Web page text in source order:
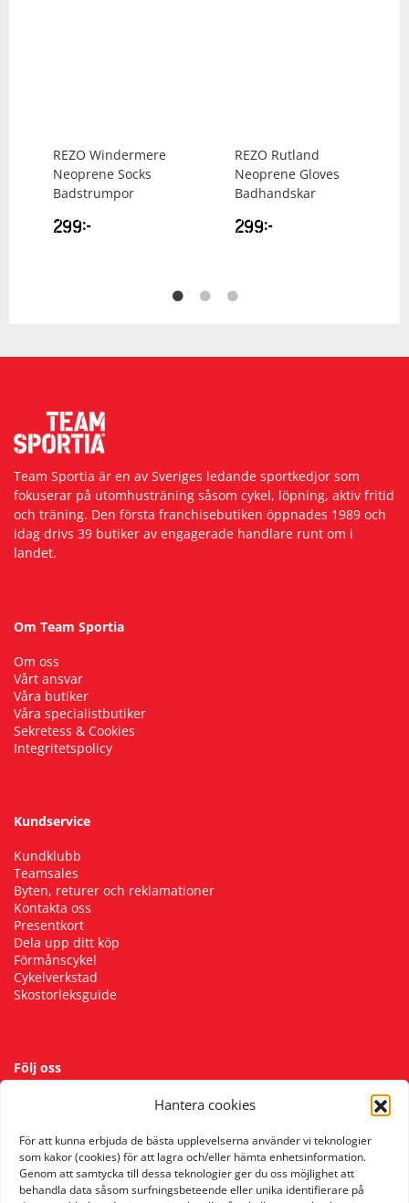
Hantera cookies
För att kunna erbjuda de bästa upplevelserna använder vi teknologier
som kakor (cookies) för att lagra och/eller hämta enhetsinformation.
Genom att samtycka till dessa teknologier ger du oss möjlighet att
behandla data såsom surfningsbeteende eller unika identifierare på
REZO Windermere
Neoprene Socks
Badstrumpor
299kr
REZO Rutland
Neoprene Gloves
Badhandskar
299kr
Team Sportia är en av Sveriges ledande sportkedjor som
fokuserar på utomhusträning såsom cykel, löpning, aktiv fritid
och träning. Den första franchisebutiken öppnades 1989 och
idag drivs 39 butiker av engagerade handlare runt om i
landet.
Om Team Sportia
Om oss
Vårt ansvar
Våra butiker
Våra specialistbutiker
Sekretess & Cookies
Integritetspolicy
Kundservice
Kundklubb
Teamsales
Byten, returer och reklamationer
Kontakta oss
Presentkort
Dela upp ditt köp
Förmånscykel
Cykelverkstad
Skostorleksguide
Följ oss